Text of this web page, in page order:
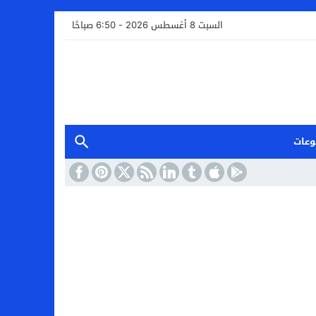
السبت 8 أغسطس 2026 - 6:50 صباحًا